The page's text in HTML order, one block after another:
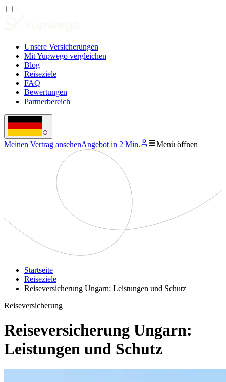
Unsere Versicherungen
Mit Yupwego vergleichen
Blog
Reiseziele
FAQ
Bewertungen
Partnerbereich
Meinen Vertrag ansehenAngebot in 2 Min. Menü öffnen
Startseite
Reiseziele
Reiseversicherung Ungarn: Leistungen und Schutz
Reiseversicherung
Reiseversicherung Ungarn:
Leistungen und Schutz